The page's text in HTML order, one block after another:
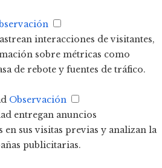
interacciones de visitantes,
sobre métricas como
de rebote y fuentes de tráfico.
Observación
entregan anuncios
en sus visitas previas y analizan la
publicitarias.